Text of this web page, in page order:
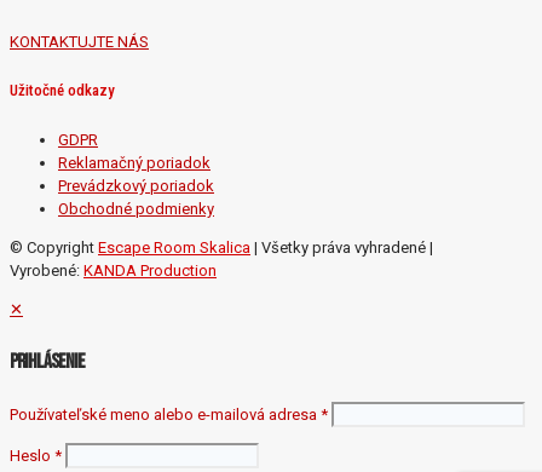
KONTAKTUJTE NÁS
Užitočné odkazy
GDPR
Reklamačný poriadok
Prevádzkový poriadok
Obchodné podmienky
© Copyright Escape Room Skalica | Všetky práva vyhradené |
Vyrobené: KANDA Production
✕
Prihlásenie
Používateľské meno alebo e-mailová adresa *
Heslo *